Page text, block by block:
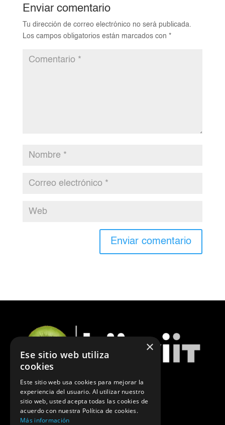
Enviar comentario
Tu dirección de correo electrónico no será publicada.
Los campos obligatorios están marcados con *
ÚLTIMAS NOTICIAS DE MARKETING
POLÍTICA DE PRIVACIDAD
×
Ese sitio web utiliza
cookies
Este sitio web usa cookies para mejorar la
experiencia del usuario. Al utilizar nuestro
sitio web, usted acepta todas las cookies de
acuerdo con nuestra Política de cookies.
Más información